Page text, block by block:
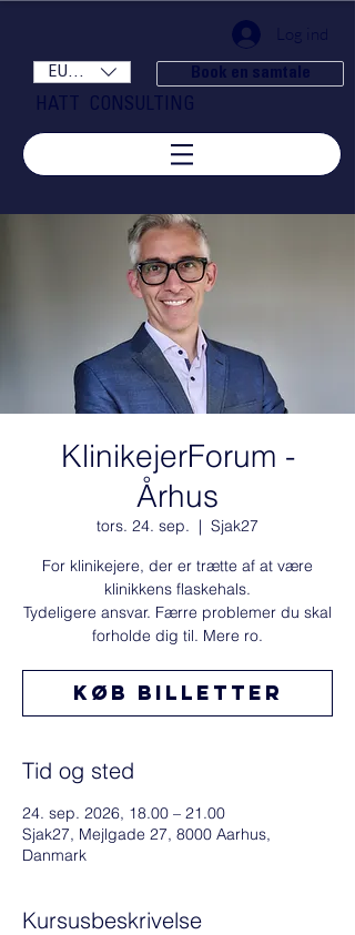
EUR (€)
Log ind
Book en samtale
HATT CONSULTING
KlinikejerForum -
Århus
tors. 24. sep.
  |
Sjak27
For klinikejere, der er trætte af at være
klinikkens flaskehals.
Tydeligere ansvar. Færre problemer du skal
forholde dig til. Mere ro.
Køb billetter
Tid og sted
24. sep. 2026, 18.00 – 21.00
Sjak27, Mejlgade 27, 8000 Aarhus,
Danmark
Kursusbeskrivelse